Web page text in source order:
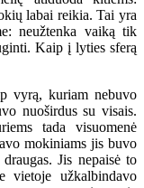
labai reikia. Tai yra
neužtenka vaiką tik
Kaip į lyties sferą
kuriam nebuvo
nuoširdus su visais.
tada visuomenė
mokiniams jis buvo
Jis nepaisė to
vietoje užkalbindavo